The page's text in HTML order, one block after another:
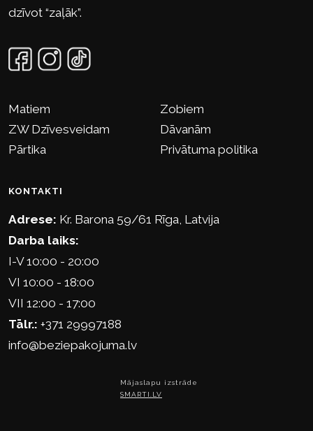
dzīvot “zaļāk”.
Matiem
Zobiem
ZW Dzīvesveidam
Dāvanām
Pārtika
Privātuma politika
KONTAKTI
Adrese: Kr. Barona 59/61 Rīga, Latvija
Darba laiks:
I-V 10:00 - 20:00
VI 10:00 - 18:00
VII 12:00 - 17:00
Tālr.: +371 29997188
info@beziepakojuma.lv
Mājaslapu izstrāde
SMARTI.LV